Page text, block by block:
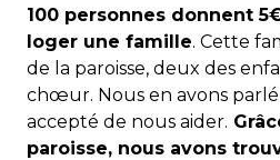
100 personnes donnent
loger une famille. Cette
de la paroisse, deux des
chœur. Nous en avons
accepté de nous aider.
paroisse, nous avons